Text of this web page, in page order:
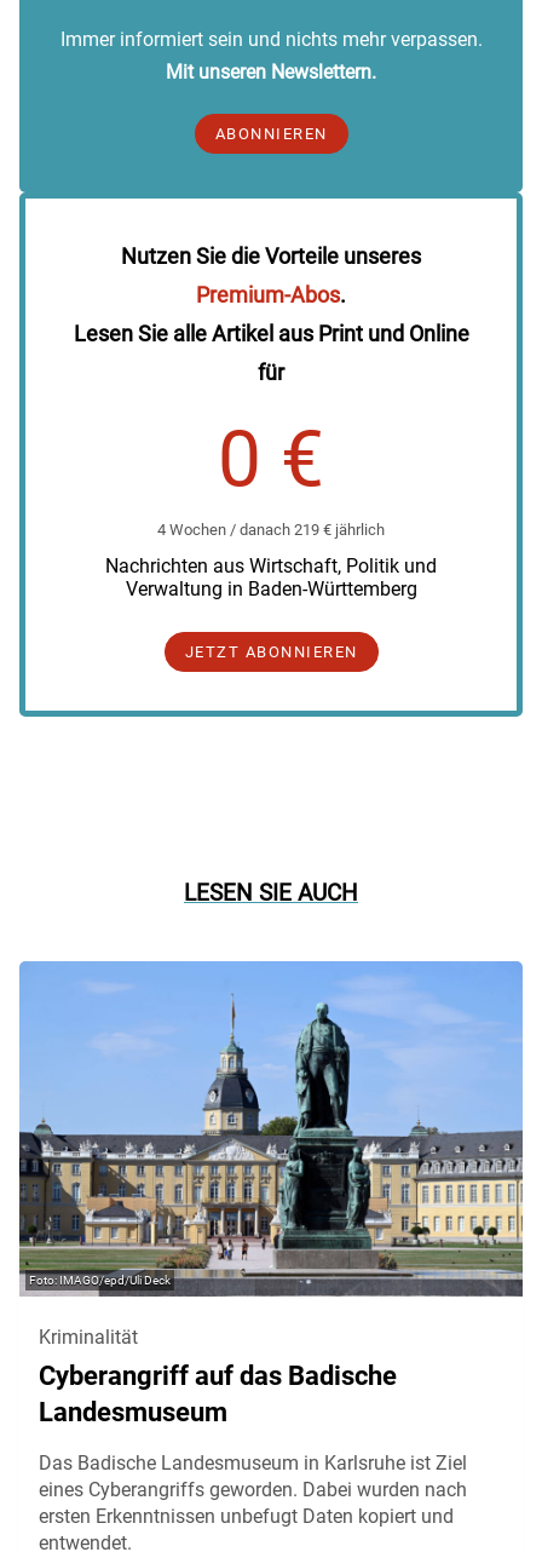
Immer informiert sein und nichts mehr verpassen.
Mit unseren Newslettern.
ABONNIEREN
Nutzen Sie die Vorteile unseres
Premium-Abos.
Lesen Sie alle Artikel aus Print und Online
für
0 €
4 Wochen / danach 219 € jährlich
Nachrichten aus Wirtschaft, Politik und
Verwaltung in Baden-Württemberg
JETZT ABONNIEREN
LESEN SIE AUCH
IMAGO/epd/Uli Deck
Kriminalität
Cyberangriff auf das Badische
Landesmuseum
Das Badische Landesmuseum in Karlsruhe ist Ziel
eines Cyberangriffs geworden. Dabei wurden nach
ersten Erkenntnissen unbefugt Daten kopiert und
entwendet.